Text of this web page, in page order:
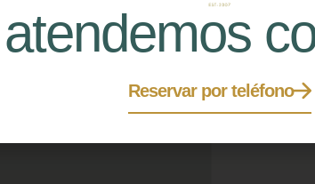
Reservar por teléfono